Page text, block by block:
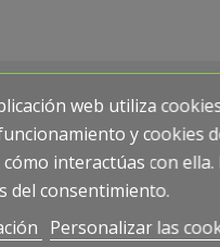
web utiliza
y cookies
interactúas con
del consentimiento.
Personalizar las